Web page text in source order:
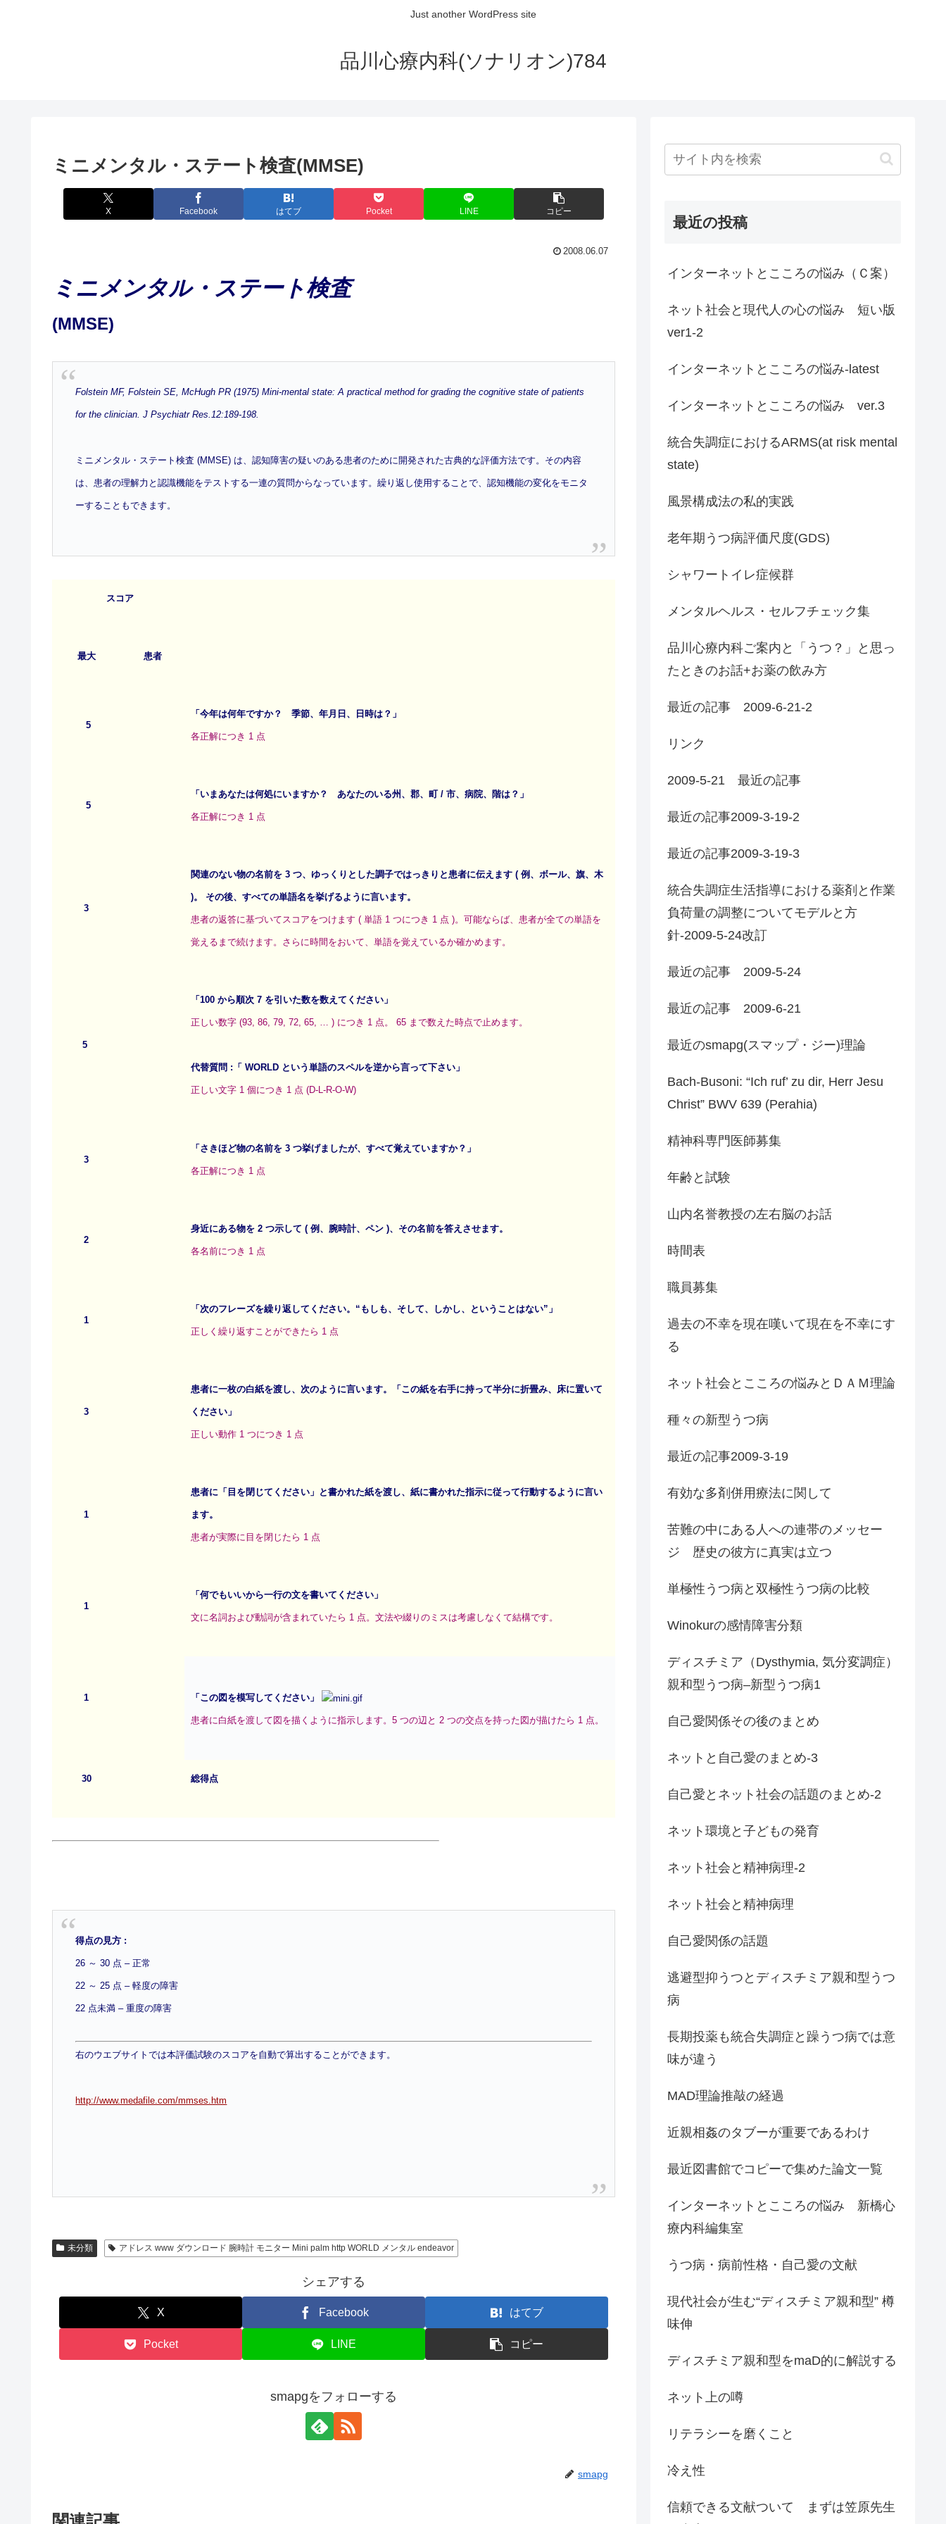
Just another WordPress site
品川心療内科(ソナリオン)784
ミニメンタル・ステート検査(MMSE)
X Facebook はてブ Pocket LINE コピー
2008.06.07
ミニメンタル・ステート検査
(MMSE)
Folstein MF, Folstein SE, McHugh PR (1975) Mini-mental state: A practical method for grading the cognitive state of patients
for the clinician. J Psychiatr Res.12:189-198.
ミニメンタル・ステート検査 (MMSE) は、認知障害の疑いのある患者のために開発された古典的な評価方法です。その内容
は、患者の理解力と認識機能をテストする一連の質問からなっています。繰り返し使用することで、認知機能の変化をモニタ
ーすることもできます。
スコア
最大 患者
5
「今年は何年ですか？ 季節、年月日、日時は？」
各正解につき 1 点
5
「いまあなたは何処にいますか？ あなたのいる州、郡、町 / 市、病院、階は？」
各正解につき 1 点
3
関連のない物の名前を 3 つ、ゆっくりとした調子ではっきりと患者に伝えます ( 例、ボール、旗、木
)。 その後、すべての単語名を挙げるように言います。
患者の返答に基づいてスコアをつけます ( 単語 1 つにつき 1 点 )。可能ならば、患者が全ての単語を
覚えるまで続けます。さらに時間をおいて、単語を覚えているか確かめます。
5
「100 から順次 7 を引いた数を数えてください」
正しい数字 (93, 86, 79, 72, 65, … ) につき 1 点。 65 まで数えた時点で止めます。
代替質問 :「 WORLD という単語のスペルを逆から言って下さい」
正しい文字 1 個につき 1 点 (D-L-R-O-W)
3
「さきほど物の名前を 3 つ挙げましたが、すべて覚えていますか？」
各正解につき 1 点
2
身近にある物を 2 つ示して ( 例、腕時計、ペン )、その名前を答えさせます。
各名前につき 1 点
1
「次のフレーズを繰り返してください。“もしも、そして、しかし、ということはない”」
正しく繰り返すことができたら 1 点
3
患者に一枚の白紙を渡し、次のように言います。「この紙を右手に持って半分に折畳み、床に置いて
ください」
正しい動作 1 つにつき 1 点
1
患者に「目を閉じてください」と書かれた紙を渡し、紙に書かれた指示に従って行動するように言い
ます。
患者が実際に目を閉じたら 1 点
1
「何でもいいから一行の文を書いてください」
文に名詞および動詞が含まれていたら 1 点。文法や綴りのミスは考慮しなくて結構です。
1 「この図を模写してください」
患者に白紙を渡して図を描くように指示します。5 つの辺と 2 つの交点を持った図が描けたら 1 点。
30 総得点
得点の見方 :
26 ～ 30 点 – 正常
22 ～ 25 点 – 軽度の障害
22 点未満 – 重度の障害
右のウエブサイトでは本評価試験のスコアを自動で算出することができます。
http://www.medafile.com/mmses.htm
未分類 アドレス www ダウンロード 腕時計 モニター Mini palm http WORLD メンタル endeavor
シェアする
X Facebook はてブ
Pocket LINE コピー
smapgをフォローする
smapg
最近の投稿
インターネットとこころの悩み（Ｃ案）
ネット社会と現代人の心の悩み 短い版
ver1-2
インターネットとこころの悩み-latest
インターネットとこころの悩み ver.3
統合失調症におけるARMS(at risk mental
state)
風景構成法の私的実践
老年期うつ病評価尺度(GDS)
シャワートイレ症候群
メンタルヘルス・セルフチェック集
品川心療内科ご案内と「うつ？」と思っ
たときのお話+お薬の飲み方
最近の記事 2009-6-21-2
リンク
2009-5-21 最近の記事
最近の記事2009-3-19-2
最近の記事2009-3-19-3
統合失調症生活指導における薬剤と作業
負荷量の調整についてモデルと方
針-2009-5-24改訂
最近の記事 2009-5-24
最近の記事 2009-6-21
最近のsmapg(スマップ・ジー)理論
Bach-Busoni: “Ich ruf’ zu dir, Herr Jesu
Christ” BWV 639 (Perahia)
精神科専門医師募集
年齢と試験
山内名誉教授の左右脳のお話
時間表
職員募集
過去の不幸を現在嘆いて現在を不幸にす
る
ネット社会とこころの悩みとＤＡＭ理論
種々の新型うつ病
最近の記事2009-3-19
有効な多剤併用療法に関して
苦難の中にある人への連帯のメッセー
ジ 歴史の彼方に真実は立つ
単極性うつ病と双極性うつ病の比較
Winokurの感情障害分類
ディスチミア（Dysthymia, 気分変調症）
親和型うつ病–新型うつ病1
自己愛関係その後のまとめ
ネットと自己愛のまとめ-3
自己愛とネット社会の話題のまとめ-2
ネット環境と子どもの発育
ネット社会と精神病理-2
ネット社会と精神病理
自己愛関係の話題
逃避型抑うつとディスチミア親和型うつ
病
長期投薬も統合失調症と躁うつ病では意
味が違う
MAD理論推敲の経過
近親相姦のタブーが重要であるわけ
最近図書館でコピーで集めた論文一覧
インターネットとこころの悩み 新橋心
療内科編集室
うつ病・病前性格・自己愛の文献
現代社会が生む“ディスチミア親和型” 樽
味伸
ディスチミア親和型をmaD的に解説する
ネット上の噂
リテラシーを磨くこと
冷え性
信頼できる文献ついて まずは笠原先生